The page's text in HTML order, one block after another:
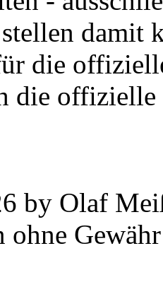
damit
die
die
by Olaf
ohne Gewähr